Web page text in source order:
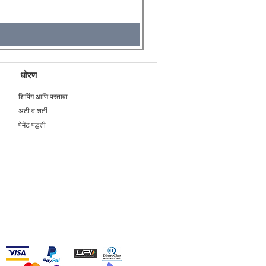
धोरण
शिपिंग आणि परतावा
अटी व शर्ती
पेमेंट पद्धती